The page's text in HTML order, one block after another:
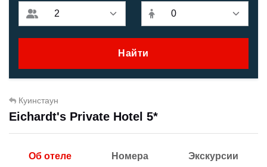
Найти
Куинстаун
Eichardt's Private Hotel 5*
Об отеле Номера Экскурсии